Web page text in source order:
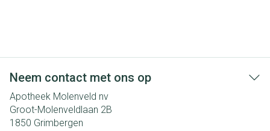
Neem contact met ons op
Apotheek Molenveld nv
Groot-Molenveldlaan 2B
1850 Grimbergen